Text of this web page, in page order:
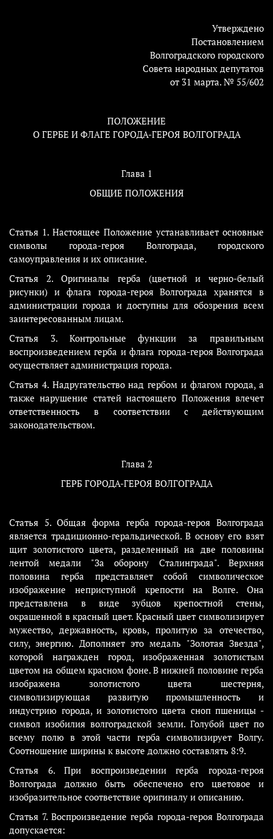
Утверждено
Постановлением
Волгоградского городского
Совета народных депутатов
от 31 марта. № 55/602
ПОЛОЖЕНИЕ
О ГЕРБЕ И ФЛАГЕ ГОРОДА-ГЕРОЯ ВОЛГОГРАДА
Глава 1
ОБЩИЕ ПОЛОЖЕНИЯ
Статья 1. Настоящее Положение устанавливает основные
символы города-героя Волгограда, городского
самоуправления и их описание.
Статья 2. Оригиналы герба (цветной и черно-белый
рисунки) и флага города-героя Волгограда хранятся в
администрации города и доступны для обозрения всем
заинтересованным лицам.
Статья 3. Контрольные функции за правильным
воспроизведением герба и флага города-героя Волгограда
осуществляет администрация города.
Статья 4. Надругательство над гербом и флагом города, а
также нарушение статей настоящего Положения влечет
ответственность в соответствии с действующим
законодательством.
Глава 2
ГЕРБ ГОРОДА-ГЕРОЯ ВОЛГОГРАДА
Статья 5. Общая форма герба города-героя Волгограда
является традиционно-геральдической. В основу его взят
щит золотистого цвета, разделенный на две половины
лентой медали "За оборону Сталинграда". Верхняя
половина герба представляет собой символическое
изображение неприступной крепости на Волге. Она
представлена в виде зубцов крепостной стены,
окрашенной в красный цвет. Красный цвет символизирует
мужество, державность, кровь, пролитую за отечество,
силу, энергию. Дополняет это медаль "Золотая Звезда",
которой награжден город, изображенная золотистым
цветом на общем красном фоне. В нижней половине герба
изображена золотистого цвета шестерня,
символизирующая развитую промышленность и
индустрию города, и золотистого цвета сноп пшеницы -
символ изобилия волгоградской земли. Голубой цвет по
всему полю в этой части герба символизирует Волгу.
Соотношение ширины к высоте должно составлять 8:9.
Статья 6. При воспроизведении герба города-героя
Волгограда должно быть обеспечено его цветовое и
изобразительное соответствие оригиналу и описанию.
Статья 7. Воспроизведение герба города-героя Волгограда
допускается: